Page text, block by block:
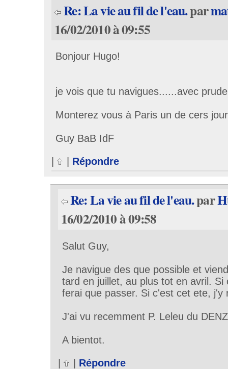
Re: La vie au fil de l'eau.par
16/02/2010 à 09:55
Bonjour Hugo!
je vois que tu navigues......avec
Monterez vous à Paris un de cers
Guy BaB IdF
| Répondre
Re: La vie au fil de l'eau.par
16/02/2010 à 09:58
Salut Guy,
Je navigue des que possible et
tard en juillet, au plus tot en avril. Si
ferai que passer. Si c'est cet ete, j'y
J'ai vu recemment P. Leleu du
A bientot.
Répondre